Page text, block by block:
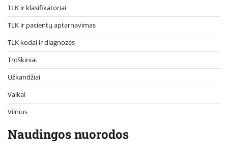
TLK ir klasifikatoriai
TLK ir pacientų aptarnavimas
TLK kodai ir diagnozės
Troškiniai
Užkandžiai
Vaikai
Vilnius
Naudingos nuorodos